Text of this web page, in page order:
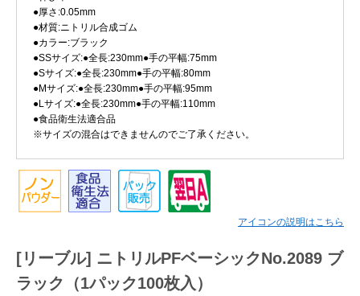
●厚さ:0.05mm
●材質:ニトリル合成ゴム
●カラー:ブラック
●SSサイズ:●全長:230mm●手の平幅:75mm
●Sサイズ:●全長:230mm●手の平幅:80mm
●Mサイズ:●全長:230mm●手の平幅:95mm
●Lサイズ:●全長:230mm●手の平幅:110mm
●食品衛生法適合品
※サイズの混合はできませんのでご了承ください。
アイコンの説明はこちら
[リーブル] ニトリルPFベーシックNo.2089 ブ
ラック（1パック100枚入）